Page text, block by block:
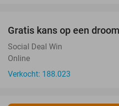
Gratis kans op een
Social Deal Win
Online
Verkocht: 188.023